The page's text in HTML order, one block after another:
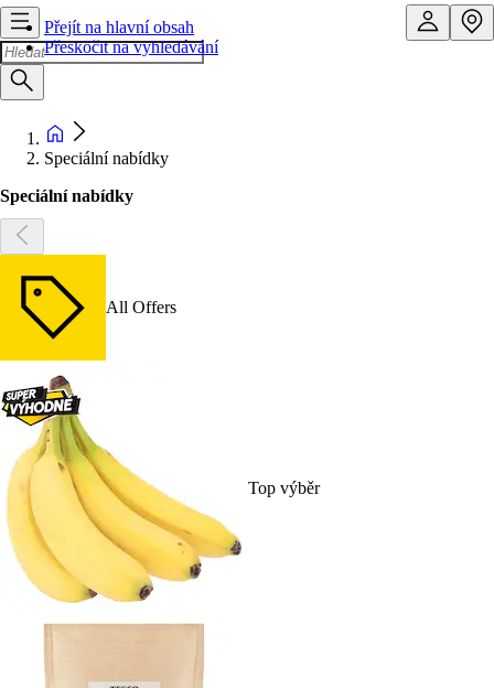
Přejít na hlavní obsah
Přeskočit na vyhledávání
Speciální nabídky
Speciální nabídky
All Offers
Top výběr